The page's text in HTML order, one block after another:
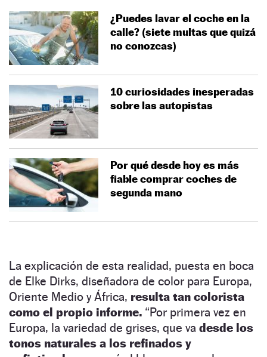
¿Puedes lavar el coche en la
calle? (siete multas que quizá
no conozcas)
10 curiosidades inesperadas
sobre las autopistas
Por qué desde hoy es más
fiable comprar coches de
segunda mano
La explicación de esta realidad, puesta en boca
de Elke Dirks, diseñadora de color para Europa,
Oriente Medio y África, resulta tan colorista
como el propio informe. “Por primera vez en
Europa, la variedad de grises, que va desde los
tonos naturales a los refinados y